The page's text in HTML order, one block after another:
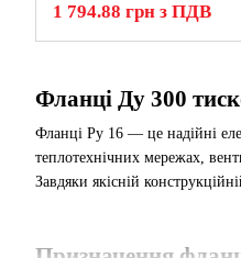
Фланці Ду 300
Фланці Ру 16 — це надійні
теплотехнічних мережах,
Завдяки якісній
1 794.88 грн з ПДВ